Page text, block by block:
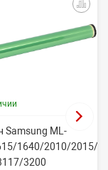
Samsung ML-
1640/2010/2015/
3200